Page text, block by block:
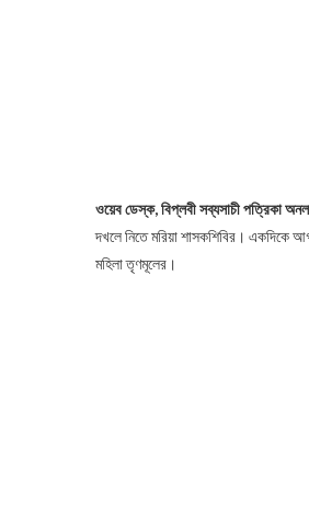
ওয়েব ডেস্ক, বিপ্লবী সব্যসাচী পত্রিকা
দখলে নিতে মরিয়া শাসকশিবির। একদিকে
মহিলা তৃণমূলের।